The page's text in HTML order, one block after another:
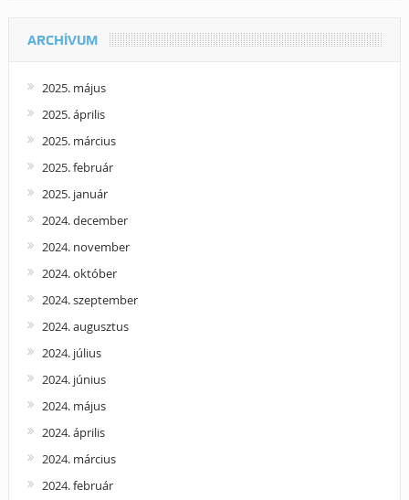
ARCHÍVUM
2025. május
2025. április
2025. március
2025. február
2025. január
2024. december
2024. november
2024. október
2024. szeptember
2024. augusztus
2024. július
2024. június
2024. május
2024. április
2024. március
2024. február